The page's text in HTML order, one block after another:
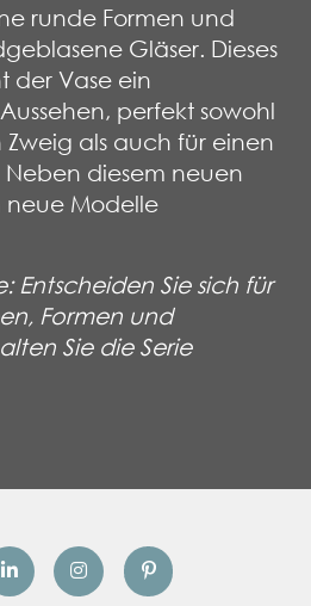
runde Formen und
Gläser. Dieses
der Vase ein
perfekt sowohl
als auch für einen
diesem neuen
Modelle
Entscheiden Sie sich für
Formen und
Sie die Serie